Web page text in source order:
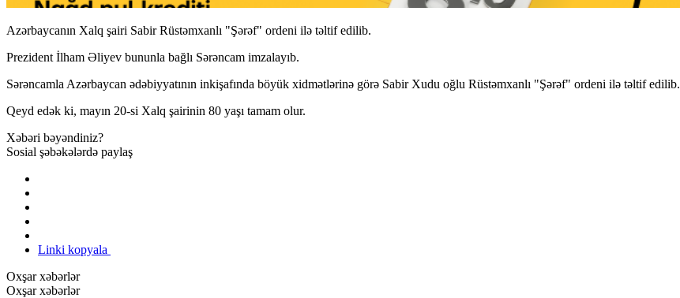
Azərbaycanın Xalq şairi Sabir Rüstəmxanlı "Şərəf" ordeni ilə təltif edilib.
Prezident İlham Əliyev bununla bağlı Sərəncam imzalayıb.
Sərəncamla Azərbaycan ədəbiyyatının inkişafında böyük xidmətlərinə görə Sabir Xudu oğlu Rüstəmxanlı "Şərəf" ordeni ilə təltif edilib.
Qeyd edək ki, mayın 20-si Xalq şairinin 80 yaşı tamam olur.
Xəbəri bəyəndiniz?
Sosial şəbəkələrdə paylaş
Linki kopyala
Oxşar xəbərlər
Oxşar xəbərlər